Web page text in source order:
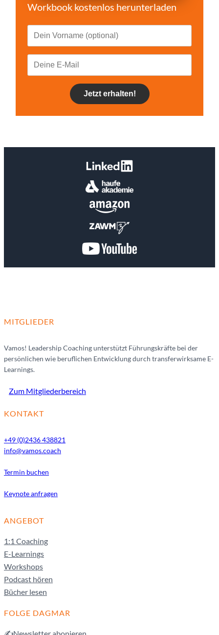
Workbook kostenlos herunterladen
Jetzt erhalten!
MITGLIEDER
Vamos! Leadership Coaching unterstützt Führungskräfte bei der
persönlichen wie beruflichen Entwicklung durch transferwirksame E-
Learnings.
Zum Mitgliederbereich
KONTAKT
+49 (0)2436 438821
info@vamos.coach
Termin buchen
Keynote anfragen
ANGEBOT
1:1 Coaching
E-Learnings
Workshops
Podcast hören
Bücher lesen
FOLGE DAGMAR